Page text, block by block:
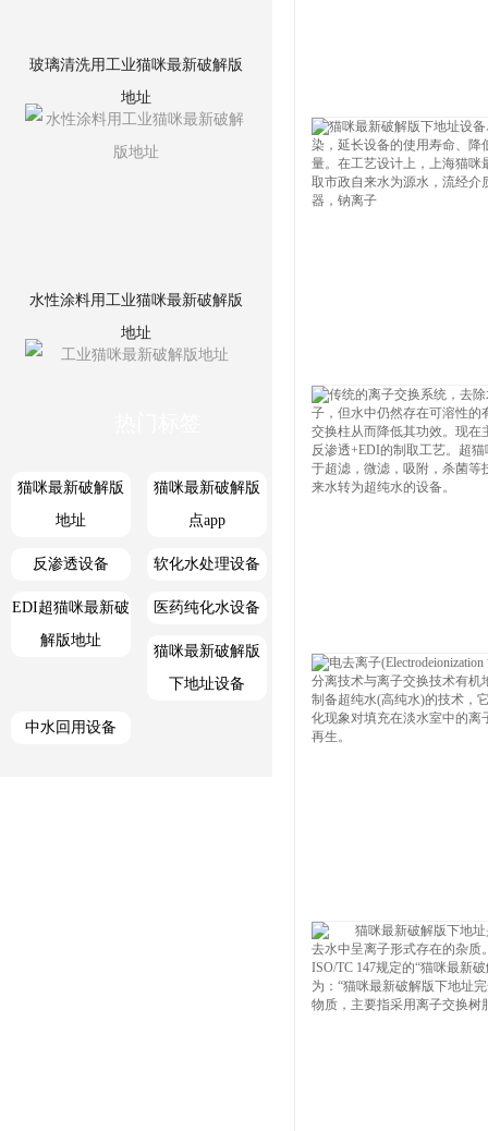
玻璃清洗用工业猫咪最新破解版
地址
水性涂料用工业猫咪最新破解版
地址
工业猫咪最新破解版地址
猫咪最新破解版
地址
猫咪最新破解版
点app
反渗透设备 软化水处理设备
EDI超猫咪最新破
解版地址
医药纯化水设备
猫咪最新破解版
下地址设备
中水回用设备